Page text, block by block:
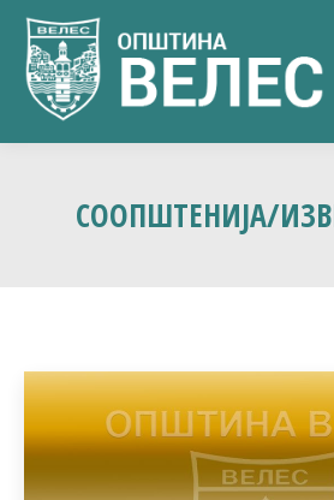
СООПШТЕНИЈА/